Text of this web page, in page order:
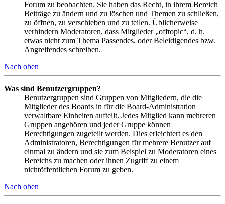
Forum zu beobachten. Sie haben das Recht, in ihrem Bereich
Beiträge zu ändern und zu löschen und Themen zu schließen,
zu öffnen, zu verschieben und zu teilen. Üblicherweise
verhindern Moderatoren, dass Mitglieder „offtopic“, d. h.
etwas nicht zum Thema Passendes, oder Beleidigendes bzw.
Angreifendes schreiben.
Nach oben
Was sind Benutzergruppen?
Benutzergruppen sind Gruppen von Mitgliedern, die die
Mitglieder des Boards in für die Board-Administration
verwaltbare Einheiten aufteilt. Jedes Mitglied kann mehreren
Gruppen angehören und jeder Gruppe können
Berechtigungen zugeteilt werden. Dies erleichtert es den
Administratoren, Berechtigungen für mehrere Benutzer auf
einmal zu ändern und sie zum Beispiel zu Moderatoren eines
Bereichs zu machen oder ihnen Zugriff zu einem
nichtöffentlichen Forum zu geben.
Nach oben